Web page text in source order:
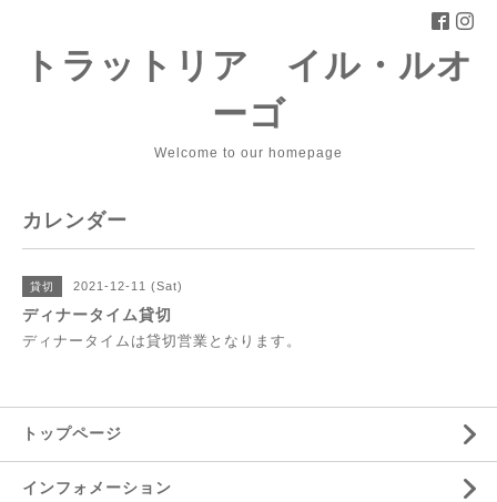
トラットリア イル・ルオ
ーゴ
Welcome to our homepage
カレンダー
貸切 2021-12-11 (Sat)
ディナータイム貸切
ディナータイムは貸切営業となります。
トップページ
インフォメーション